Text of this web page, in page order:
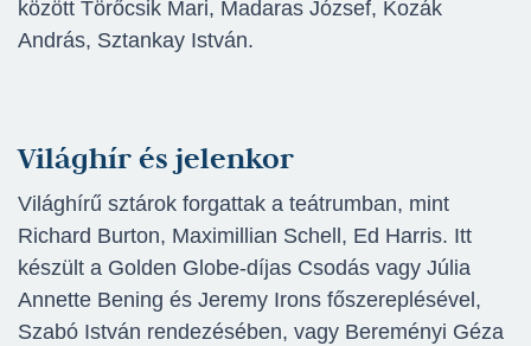
között Törőcsik Mari, Madaras József, Kozák
András, Sztankay István.
Világhír és jelenkor
Világhírű sztárok forgattak a teátrumban, mint
Richard Burton, Maximillian Schell, Ed Harris. Itt
készült a Golden Globe-díjas Csodás vagy Júlia
Annette Bening és Jeremy Irons főszereplésével,
Szabó István rendezésében, vagy Bereményi Géza